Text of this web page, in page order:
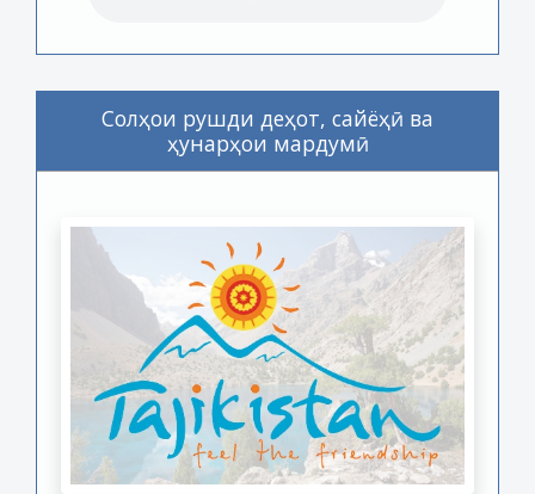
Солҳои рушди деҳот, сайёҳӣ ва
ҳунарҳои мардумӣ